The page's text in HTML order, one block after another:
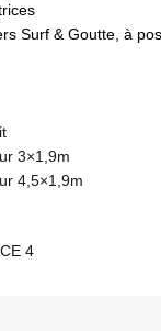
Surf & Goutte, à
3×1,9m
4,5×1,9m
4